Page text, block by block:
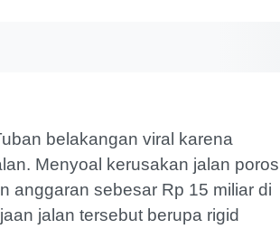
belakangan viral karena
Menyoal kerusakan jalan poros
anggaran sebesar Rp 15 miliar di
jalan tersebut berupa rigid